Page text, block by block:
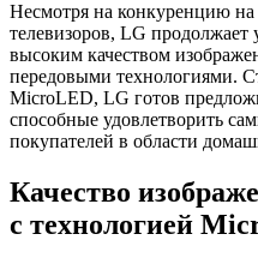
Несмотря на конкуренцию
телевизоров, LG продолжает
высоким качеством
передовыми технологиями.
MicroLED, LG готов
способные удовлетворить
покупателей в области
Качество
с технологией